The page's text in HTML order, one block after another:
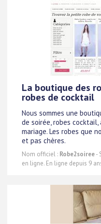
La boutique des
robes de cocktail
Nous sommes une
de soirée, robes
mariage. Les robes que
et pas chères.
Nom officiel : Robe2soiree-
en ligne. En ligne depuis 9